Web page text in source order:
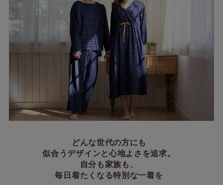
どんな世代の方にも
似合うデザインと心地よさを追求。
自分も家族も、
毎日着たくなる特別な一着を